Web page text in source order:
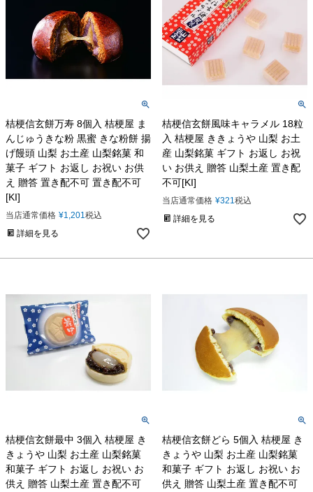
桔梗信玄餅万寿 8個入 桔梗屋 ま
んじゅうきな粉 黒蜜 きな粉餅 揚
げ饅頭 山梨 お土産 山梨銘菓 和
菓子 ギフト お返し お祝い お供
え 贈答 置き配不可 置き配不可
[KI]
当店通常価格 ¥1,201税込
詳細を見る
桔梗信玄餅風味キャラメル 18粒
入 桔梗屋 ききょうや 山梨 お土
産 山梨銘菓 ギフト お返し お祝
い お供え 贈答 山梨土産 置き配
不可[KI]
当店通常価格 ¥321税込
詳細を見る
桔梗信玄餅最中 3個入 桔梗屋 き
きょうや 山梨 お土産 山梨銘菓
和菓子 ギフト お返し お祝い お
供え 贈答 山梨土産 置き配不可
桔梗信玄餅どら 5個入 桔梗屋 き
きょうや 山梨 お土産 山梨銘菓
和菓子 ギフト お返し お祝い お
供え 贈答 山梨土産 置き配不可